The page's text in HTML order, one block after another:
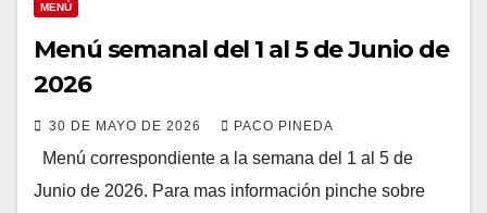
MENÚ
Menú semanal del 1 al 5 de Junio de
2026
30 DE MAYO DE 2026 PACO PINEDA
Menú correspondiente a la semana del 1 al 5 de
Junio de 2026. Para mas información pinche sobre